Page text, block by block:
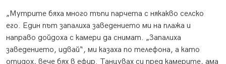
„Мутрите бяха много тъпи парчета с някакво селско
его. Един път запалиха заведението ми на плажа и
направо дойдоха с камери да снимат. „Запалиха
заведението, идвай“, ми казаха по телефона, а като
отидох, вече бях в ефир. Танцувах си пред камерите, ама